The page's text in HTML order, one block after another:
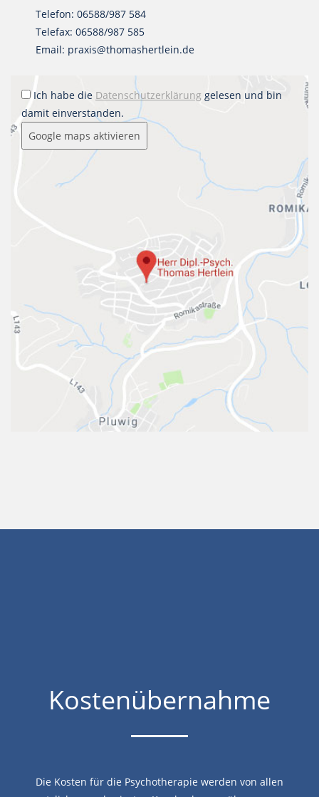
Telefon: 06588/987 584
Telefax: 06588/987 585
Email: praxis@thomashertlein.de
Ich habe die Datenschutzerklärung gelesen und bin
damit einverstanden.
Google maps aktivieren
Kosten­über­nahme
Die Kosten für die Psychotherapie werden von allen